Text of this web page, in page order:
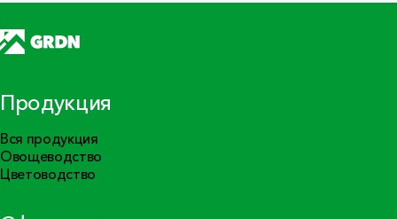
Продукция
Вся продукция
Овощеводство
Цветоводство